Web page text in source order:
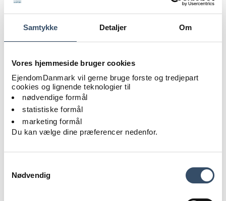
Samtykke Detaljer Om
Vores hjemmeside bruger cookies
EjendomDanmark vil gerne bruge forste og tredjepart
cookies og lignende teknologier til
nødvendige formål
statistiske formål
marketing formål
Du kan vælge dine præferencer nedenfor.
Nødvendig
styrede diskussionen mellem de 11 københavnske
Blandt emnerne var bl.a. den store mangel på
boliger i hovedstaden. Ifølge kommunens egen
boligredegørelse fra 2024 forventes det, at der
kommer til at mangle mere end 80.000 boliger i
København frem mod 2060.
Et af de spørgsmål, EjendomDanmark søgte svar på
blandt kandidaterne, var derfor, hvordan politikerne
vil skabe attraktive rammer for, at private investorer
København.
dem, var ligeledes et varmt emne i debatten.